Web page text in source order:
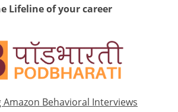
Lifeline of your career